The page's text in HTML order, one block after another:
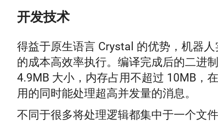
开发技术
得益于原生语言 Crystal 的优势，机器
的成本高效率执行。编译完成后的二进
4.9MB 大小，内存占用不超过 10MB，
用的同时能处理超高并发量的消息。
不同于很多将处理逻辑都集中于一个文